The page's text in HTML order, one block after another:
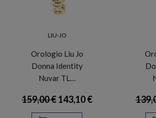
LIU-JO
Orologio Liu Jo
Donna Identity
Nuvar TL…
159,00 €143,10 €